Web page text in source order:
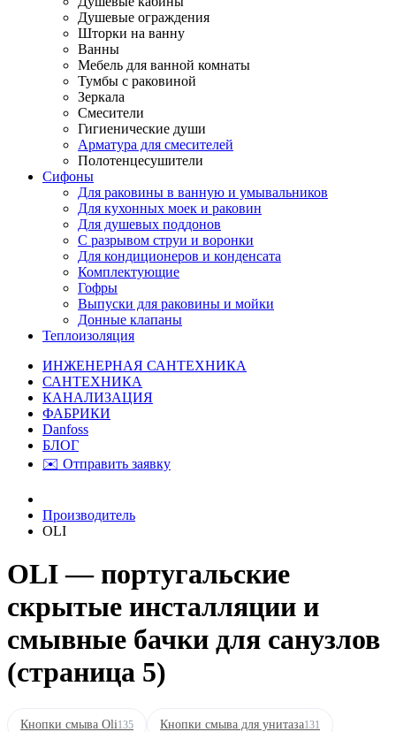
Душевые ограждения
Шторки на ванну
Ванны
Мебель для ванной комнаты
Тумбы с раковиной
Зеркала
Смесители
Гигиенические души
Арматура для смесителей
Полотенцесушители
Сифоны
Для раковины в ванную и умывальников
Для кухонных моек и раковин
Для душевых поддонов
С разрывом струи и воронки
Для кондиционеров и конденсата
Комплектующие
Гофры
Выпуски для раковины и мойки
Донные клапаны
Теплоизоляция
ИНЖЕНЕРНАЯ САНТЕХНИКА
САНТЕХНИКА
КАНАЛИЗАЦИЯ
ФАБРИКИ
Danfoss
БЛОГ
✉️ Отправить заявку
Производитель
OLI
OLI — португальские
скрытые инсталляции и
смывные бачки для санузлов
(страница 5)
Кнопки смыва Oli135 Кнопки смыва для унитаза131